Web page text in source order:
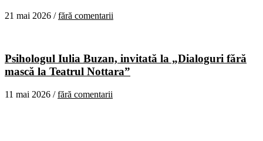
21 mai 2026 /fără comentarii
Psihologul Iulia Buzan, invitată la „Dialoguri fără
mască la Teatrul Nottara”
11 mai 2026 /fără comentarii